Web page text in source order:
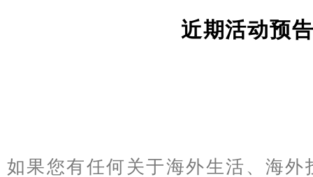
近期活动预
如果您有任何关于海外生活、海